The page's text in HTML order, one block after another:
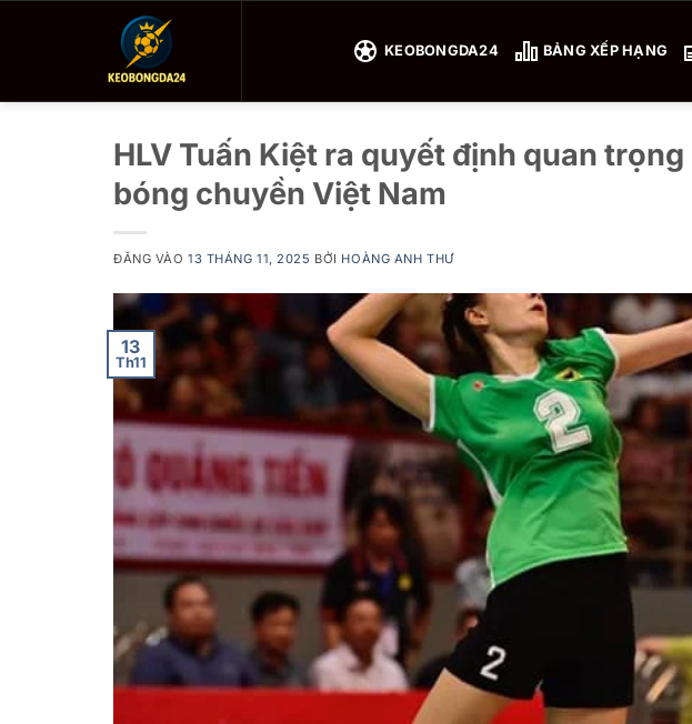
dung
KEOBONGDA24 BẢNG XẾP HẠNG
HLV Tuấn Kiệt ra quyết định quan
bóng chuyền Việt Nam
ĐĂNG VÀO13 THÁNG 11, 2025 BỞI HOÀNG ANH THƯ
13
Th11